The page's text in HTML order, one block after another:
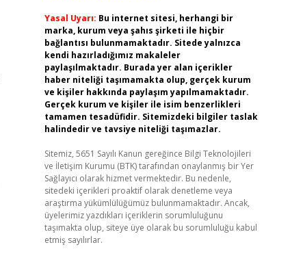
Yasal Uyarı: Bu internet sitesi, herhangi bir
marka, kurum veya şahıs şirketi ile hiçbir
bağlantısı bulunmamaktadır. Sitede yalnızca
kendi hazırladığımız makaleler
paylaşılmaktadır. Burada yer alan içerikler
haber niteliği taşımamakta olup, gerçek kurum
ve kişiler hakkında paylaşım yapılmamaktadır.
Gerçek kurum ve kişiler ile isim benzerlikleri
tamamen tesadüfidir. Sitemizdeki bilgiler taslak
halindedir ve tavsiye niteliği taşımazlar.
Sitemiz, 5651 Sayılı Kanun gereğince Bilgi Teknolojileri
ve İletişim Kurumu (BTK) tarafından onaylanmış bir Yer
Sağlayıcı olarak hizmet vermektedir. Bu nedenle,
sitedeki içerikleri proaktif olarak denetleme veya
araştırma yükümlülüğümüz bulunmamaktadır. Ancak,
üyelerimiz yazdıkları içeriklerin sorumluluğunu
taşımakta olup, siteye üye olarak bu sorumluluğu kabul
etmiş sayılırlar.